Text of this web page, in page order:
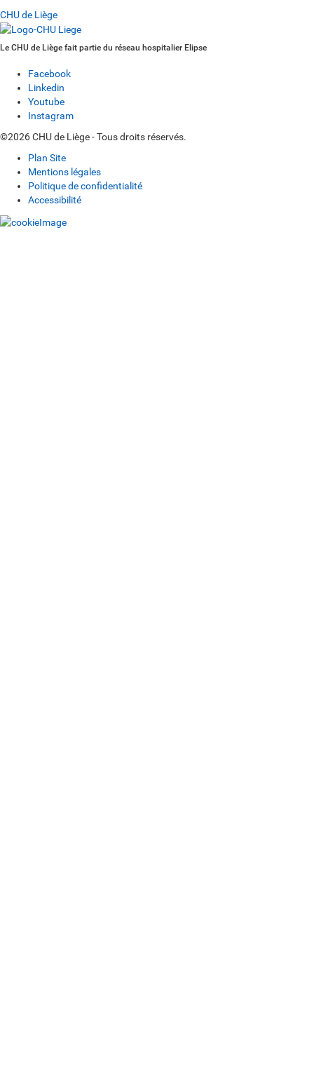
CHU de Liège
Le CHU de Liège fait partie du réseau hospitalier Elipse
Facebook
Linkedin
Youtube
Instagram
©2026 CHU de Liège - Tous droits réservés.
Plan Site
Mentions légales
Politique de confidentialité
Accessibilité